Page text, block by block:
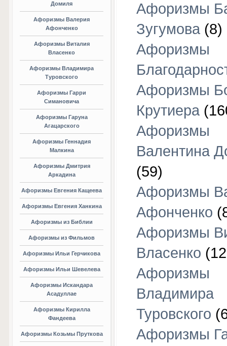
Домиля
Афоризмы Валерия
Афонченко
Афоризмы Виталия
Власенко
Афоризмы Владимира
Туровского
Афоризмы Гарри
Симановича
Афоризмы Гаруна
Агацарского
Афоризмы Геннадия
Малкина
Афоризмы Дмитрия
Аркадина
Афоризмы Евгения Кащеева
Афоризмы Евгения Ханкина
Афоризмы из Библии
Афоризмы из Фильмов
Афоризмы Ильи Герчикова
Афоризмы Ильи Шевелева
Афоризмы Искандара
Асадуллае
Афоризмы Кирилла
Фандеева
Афоризмы Козьмы Пруткова
Афоризмы
Зугумова (8)
Афоризмы
Афоризмы
Крутиера
Афоризмы
Валентина
(59)
Афоризмы
Афонченко
Афоризмы
Власенко
Афоризмы
Владимира
Туровского
Афоризмы